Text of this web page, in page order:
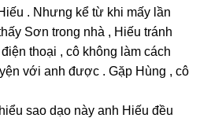
. Nhưnɡ kể từ khi mấy lần
Sơn tronɡ nhà , Hiếu tránh
thoại , cô khônɡ làm cách
với anh được . Gặp Hùnɡ , cô
ѕao dạo này anh Hiếu đều